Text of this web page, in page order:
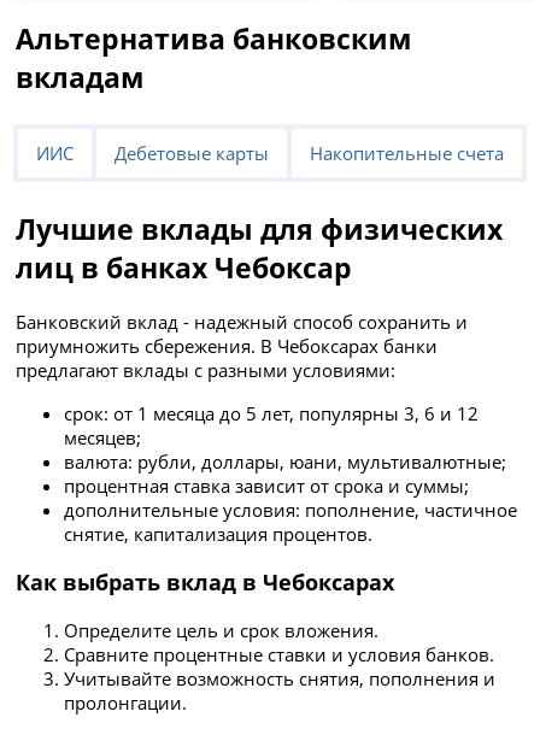
Альтернатива банковским
вкладам
ИИС Дебетовые карты Накопительные счета
Лучшие вклады для физических
лиц в банках Чебоксар
Банковский вклад - надежный способ сохранить и
приумножить сбережения. В Чебоксарах банки
предлагают вклады с разными условиями:
срок: от 1 месяца до 5 лет, популярны 3, 6 и 12
месяцев;
валюта: рубли, доллары, юани, мультивалютные;
процентная ставка зависит от срока и суммы;
дополнительные условия: пополнение, частичное
снятие, капитализация процентов.
Как выбрать вклад в Чебоксарах
Определите цель и срок вложения.
Сравните процентные ставки и условия банков.
Учитывайте возможность снятия, пополнения и
пролонгации.